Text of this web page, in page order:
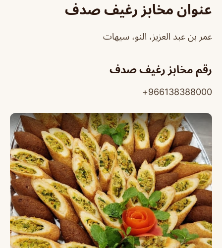
عنوان مخابز رغيف صدف
عمر بن عبد العزيز، النو، سيهات
رقم مخابز رغيف صدف
966138388000+